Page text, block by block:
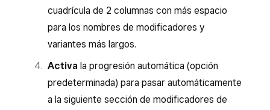
cuadrícula de 2 columnas con más espacio
para los nombres de modificadores y
variantes más largos.
Activa la progresión automática (opción
predeterminada) para pasar automáticamente
a la siguiente sección de modificadores de